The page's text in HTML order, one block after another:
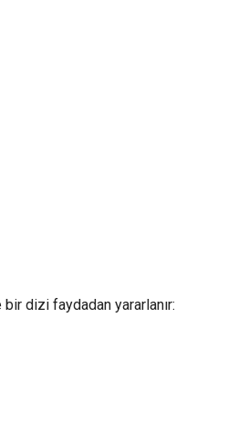
dizi faydadan yararlanır: